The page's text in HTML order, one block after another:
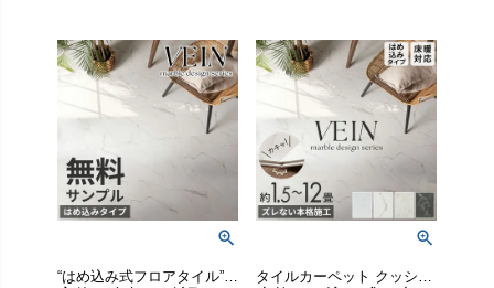
“はめ込み式フロアタイル”実際の商品を小さくカットしたサンプルをメール便でお届け♪ フローリング DIY 床 賃貸 簡単 床材 フローリング タイルカーペット クッションフロア リメイクシート パズルマット トイレ 店舗用ペット対応 グレーストーン 北欧 韓国インテリア 白黒 ホットカーペット対応 原状回復 敷くだけ